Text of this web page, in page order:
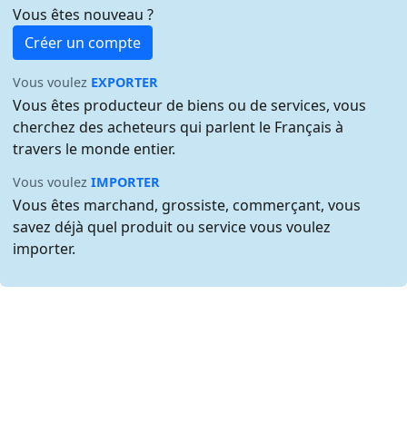
Vous êtes nouveau ?
Créer un compte
Vous voulez EXPORTER
Vous êtes producteur de biens ou de services, vous
cherchez des acheteurs qui parlent le Français à
travers le monde entier.
Vous voulezIMPORTER
Vous êtes marchand, grossiste, commerçant, vous
savez déjà quel produit ou service vous voulez
importer.